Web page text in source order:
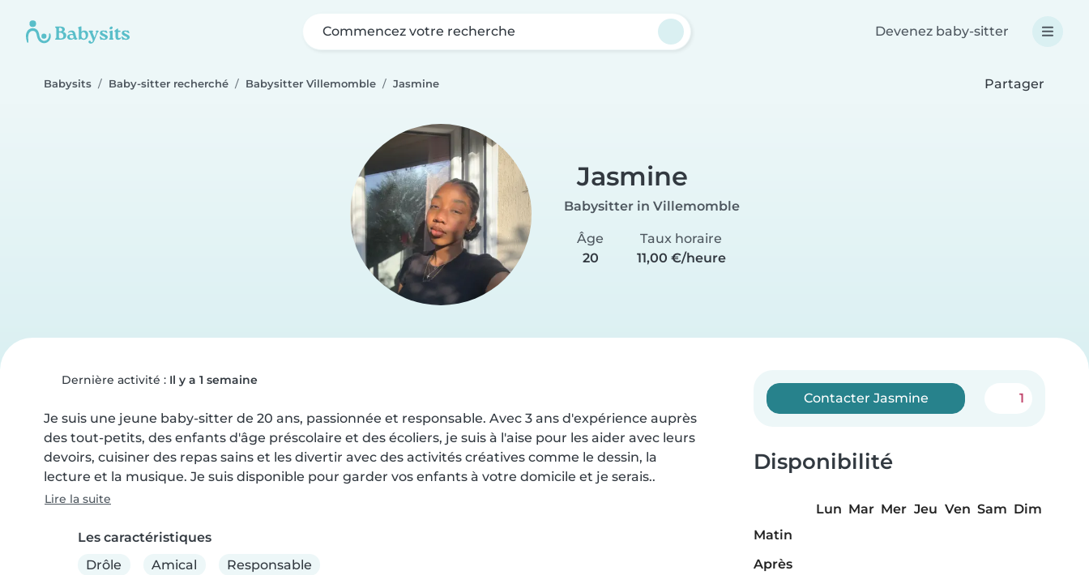
Commencez votre recherche Devenez baby-sitter
Babysits Baby-sitter recherché Babysitter Villemomble Jasmine Partager
Jasmine
Babysitter in Villemomble
Âge
20
Taux horaire
11,00 €/heure
Dernière activité : Il y a 1 semaine
Je suis une jeune baby-sitter de 20 ans, passionnée et responsable. Avec 3 ans d'expérience auprès
des tout-petits, des enfants d'âge préscolaire et des écoliers, je suis à l'aise pour les aider avec leurs
devoirs, cuisiner des repas sains et les divertir avec des activités créatives comme le dessin, la
lecture et la musique. Je suis disponible pour garder vos enfants à votre domicile et je serais..
Lire la suite
Les caractéristiques
Drôle
Amical Responsable
Contacter Jasmine 1
Disponibilité
Lun Mar Mer Jeu Ven Sam Dim
Matin
Après